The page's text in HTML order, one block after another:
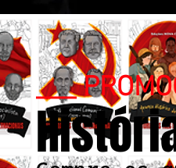
___